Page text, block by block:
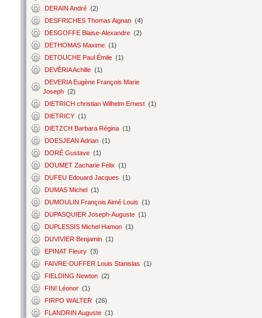
DERAIN André (2)
DESFRICHES Thomas Aignan (4)
DESGOFFE Blaise-Alexandre (2)
DETHOMAS Maxime (1)
DETOUCHE Paul Émile (1)
DEVÉRIA Achille (1)
DEVERIA Eugène François Marie
Joseph (2)
DIETRICH christian Wilhelm Ernest (1)
DIETRICY (1)
DIETZCH Barbara Régina (1)
DOESJEAN Adrian (1)
DORÉ Gustave (1)
DOUMET Zacharie Félix (1)
DUFEU Edouard Jacques (1)
DUMAS Michel (1)
DUMOULIN François Aimé Louis (1)
DUPASQUIER Joseph-Auguste (1)
DUPLESSIS Michel Hamon (1)
DUVIVIER Benjamin (1)
EPINAT Fleury (3)
FAIVRE-DUFFER Louis Stanislas (1)
FIELDING Newton (2)
FINI Léonor (1)
FIRPO WALTER (26)
FLANDRIN Auguste (1)